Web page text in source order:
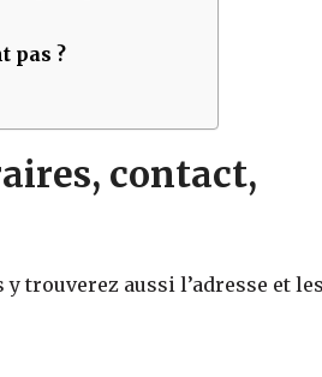
pas ?
contact,
trouverez aussi l’adresse et les